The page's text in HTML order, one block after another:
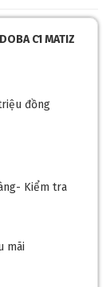
C1 MATIZ
đồng
Kiểm tra
mãi